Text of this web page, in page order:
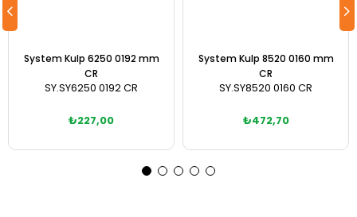
System Kulp 6250 0192 mm
CR
SY.SY6250 0192 CR
₺227,00
System Kulp 8520 0160 mm
CR
SY.SY8520 0160 CR
₺472,70